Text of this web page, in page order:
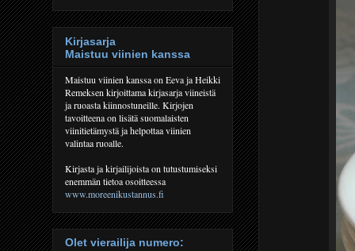
Kirjasarja
Maistuu viinien kanssa
Maistuu viinien kanssa on Eeva ja Heikki
Remeksen kirjoittama kirjasarja viineistä
ja ruoasta kiinnostuneille. Kirjojen
tavoitteena on lisätä suomalaisten
viinitietämystä ja helpottaa viinien
valintaa ruoalle.
Kirjasta ja kirjailijoista on tutustumiseksi
enemmän tietoa osoitteessa
www.moreenikustannus.fi
Olet vierailija numero: